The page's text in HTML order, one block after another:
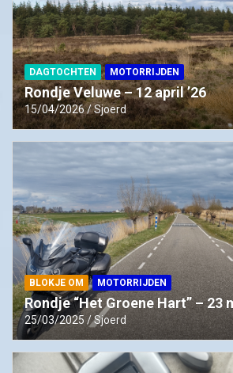
DAGTOCHTEN MOTORRIJDEN
Rondje Veluwe – 12 april ’26
15/04/2026 Sjoerd
BLOKJE OM MOTORRIJDEN
Rondje “Het Groene Hart” – 23
25/03/2025 Sjoerd